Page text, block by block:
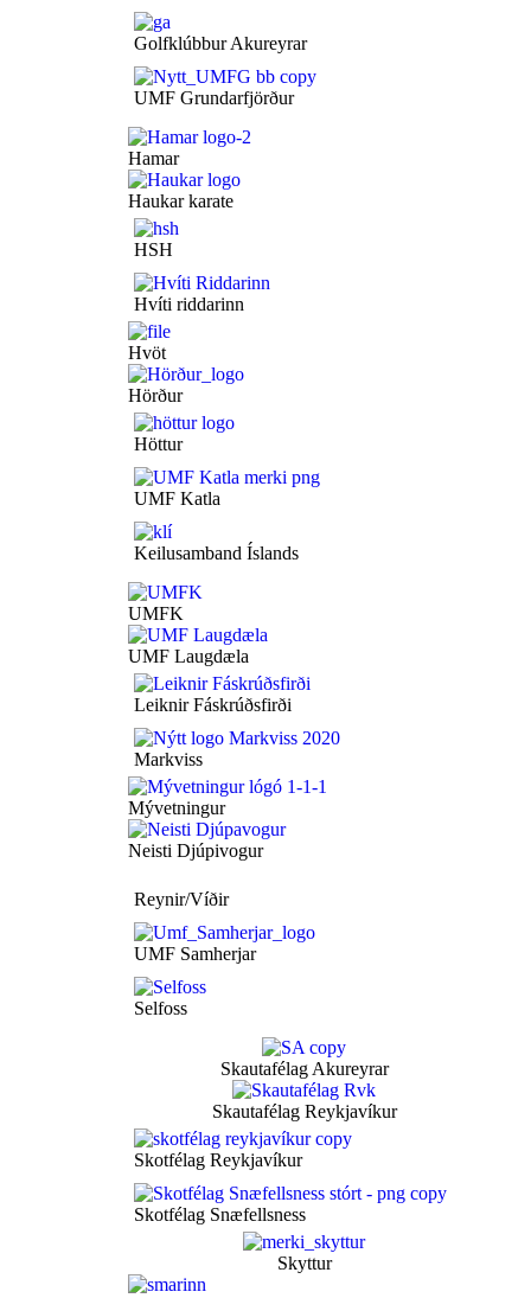
Golfklúbbur Akureyrar
UMF Grundarfjörður
Hamar
Haukar karate
HSH
Hvíti riddarinn
Hvöt
Hörður
Höttur
UMF Katla
Keilusamband Íslands
UMFK
UMF Laugdæla
Leiknir Fáskrúðsfirði
Markviss
Mývetningur
Neisti Djúpivogur
Reynir/Víðir
UMF Samherjar
Selfoss
Skautafélag Akureyrar
Skautafélag Reykjavíkur
Skotfélag Reykjavíkur
Skotfélag Snæfellsness
Skyttur